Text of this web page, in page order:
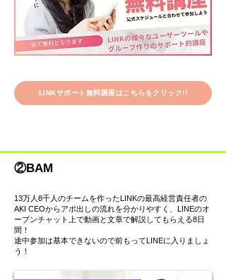
LINKサポート無料講座はこちらをクリック!!
②BAM
13万人8千人のチームを作ったLINKの最高経営責任者の
AKI CEOからアポ出しの流れを分かりやすく、LINEのオ
ープンチャット上で動画と文章で解説してもらえる8日
間！
途中参加は基本できないので前もってLINEに入りましょ
う！